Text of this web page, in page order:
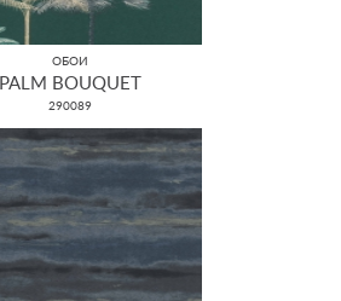
ОБОИ
PALM BOUQUET
290089